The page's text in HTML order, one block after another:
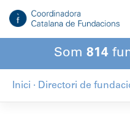
contingut
Som 814
Inici · Directori de